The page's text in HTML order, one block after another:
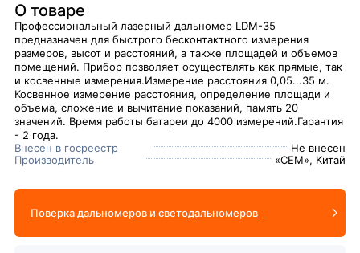
О товаре
Профессиональный лазерный дальномер LDM-35
предназначен для быстрого бесконтактного измерения
размеров, высот и расстояний, а также площадей и объемов
помещений. Прибор позволяет осуществлять как прямые, так
и косвенные измерения.Измерение расстояния 0,05...35 м.
Косвенное измерение расстояния, определение площади и
объема, сложение и вычитание показаний, память 20
значений. Время работы батареи до 4000 измерений.Гарантия
- 2 года.
Внесен в госреестр
Не внесен
Производитель
«CEM», Китай
Поверка дальномеров и светодальномеров